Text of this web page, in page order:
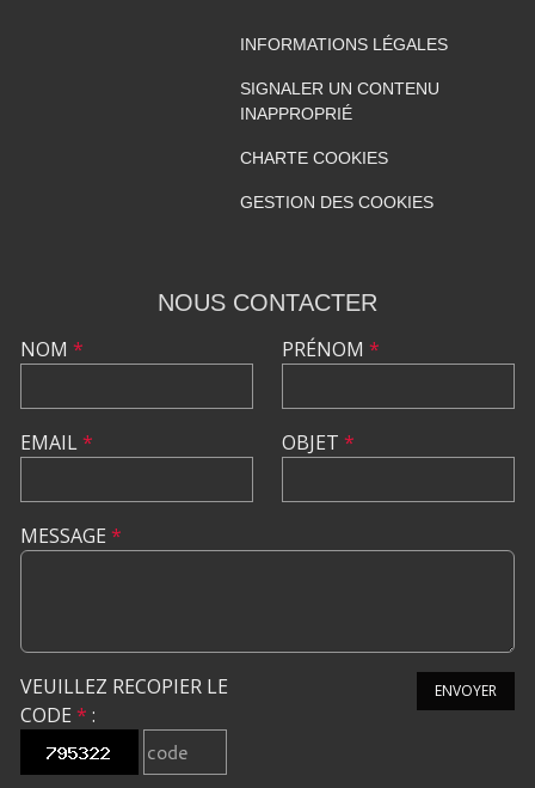
INFORMATIONS LÉGALES
SIGNALER UN CONTENU
INAPPROPRIÉ
CHARTE COOKIES
GESTION DES COOKIES
NOUS CONTACTER
NOM *
EMAIL*
PRÉNOM *
OBJET *
MESSAGE *
VEUILLEZ RECOPIER LE
CODE * :
ENVOYER